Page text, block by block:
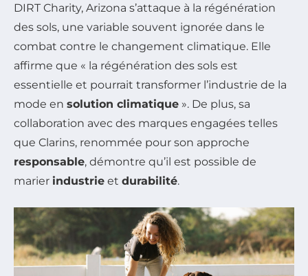
DIRT Charity, Arizona s’attaque à la régénération
des sols, une variable souvent ignorée dans le
combat contre le changement climatique. Elle
affirme que « la régénération des sols est
essentielle et pourrait transformer l’industrie de la
mode en solution climatique ». De plus, sa
collaboration avec des marques engagées telles
que Clarins, renommée pour son approche
responsable, démontre qu’il est possible de
marier industrie et durabilité.